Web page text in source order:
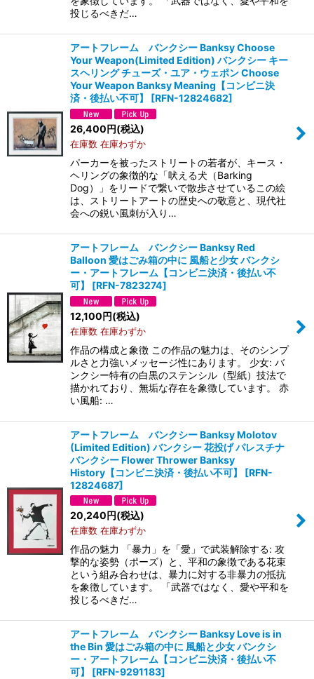
投じるべきだ…
アートフレーム バンクシー Banksy Choose
Your Weapon(Limited Edition) バンクシー キー
スヘリング チューズ・ユア・ウェポン Choose
Your Weapon Banksy Meaning【コンビニ決
済・後払い不可】
[RFN-12824682]
26,400円(税込)
在庫数 在庫わずか
パーカーを被ったストリートの若者が、キース・
ヘリングの象徴的な「吠える犬（Barking
Dog）」をリードで繋いで散歩させているこの絵
は、ストリートアートの歴史への敬意と、現代社
会への鋭い風刺が入り…
アートフレーム バンクシー Banksy Red
Balloon 愛はごみ箱の中に 風船と少女 バンクシ
ー・アートフレーム【コンビニ決済・後払い不
可】
[RFN-7823274]
12,100円(税込)
在庫数 在庫わずか
作品の構成と象徴 この作品の魅力は、そのシンプ
ルさと力強いメッセージ性にあります。 少女: バ
ンクシー特有の白黒のステンシル（型紙）技法で
描かれており、無垢な存在を象徴しています。 赤
い風船: …
アートフレーム バンクシー Banksy Molotov
(Limited Edition) バンクシー 花投げ パレスチナ
バンクシー Flower Thrower Banksy
History【コンビニ決済・後払い不可】
[RFN-
12824687]
20,240円(税込)
在庫数 在庫わずか
作品の魅力 「暴力」を「愛」で武装解除する: 攻
撃的な姿勢（ポーズ）と、平和の象徴である花束
という組み合わせは、暴力に対する非暴力の抵抗
を象徴しています。 「武器ではなく、愛や平和を
投じるべきだ…
アートフレーム バンクシー Banksy Love is in
the Bin 愛はごみ箱の中に 風船と少女 バンクシ
ー・アートフレーム【コンビニ決済・後払い不
可】
[RFN-9291183]